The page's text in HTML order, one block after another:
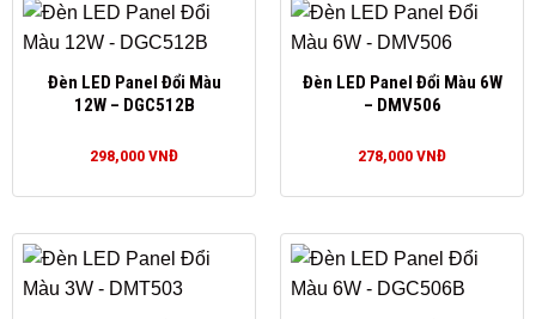
Đèn LED Panel Đổi Màu
12W – DGC512B
298,000VNĐ
Đèn LED Panel Đổi Màu 6W
– DMV506
278,000VNĐ